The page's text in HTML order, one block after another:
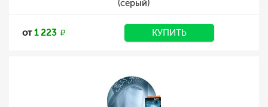
(серый)
от1 223 КУПИТЬ